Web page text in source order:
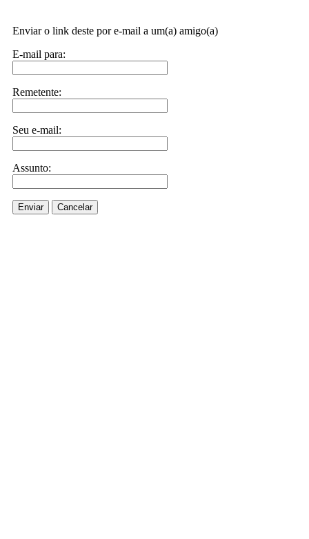
Enviar o link deste por e-mail a um(a) amigo(a)
E-mail para:
Remetente:
Seu e-mail:
Assunto:
Enviar Cancelar